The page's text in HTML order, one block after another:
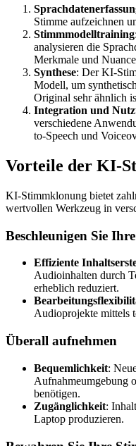
Stimme aufzeichnen
Stimmmodelltraining
analysieren die
Merkmale und
Synthese: Der KI-
Modell, um
Original sehr ähnlich
Integration und
verschiedene
to-Speech und
Vorteile der KI-
KI-Stimmklonung bietet
wertvollen Werkzeug in
Beschleunigen Sie
Effiziente
Audioinhalten durch
erheblich reduziert.
Audioprojekte mittels
Überall aufnehmen
Bequemlichkeit:
Aufnahmeumgebung
benötigen.
Zugänglichkeit:
Laptop produzieren.